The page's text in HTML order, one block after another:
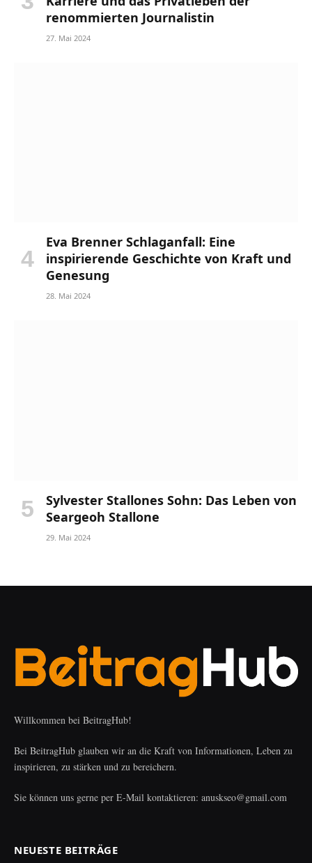
renommierten Journalistin
27. Mai 2024
Eva Brenner Schlaganfall: Eine
inspirierende Geschichte von Kraft und
Genesung
28. Mai 2024
Sylvester Stallones Sohn: Das Leben von
Seargeoh Stallone
29. Mai 2024
Willkommen bei BeitragHub!
Bei BeitragHub glauben wir an die Kraft von Informationen, Leben zu
inspirieren, zu stärken und zu bereichern.
Sie können uns gerne per E-Mail kontaktieren: anuskseo@gmail.com
NEUESTE BEITRÄGE